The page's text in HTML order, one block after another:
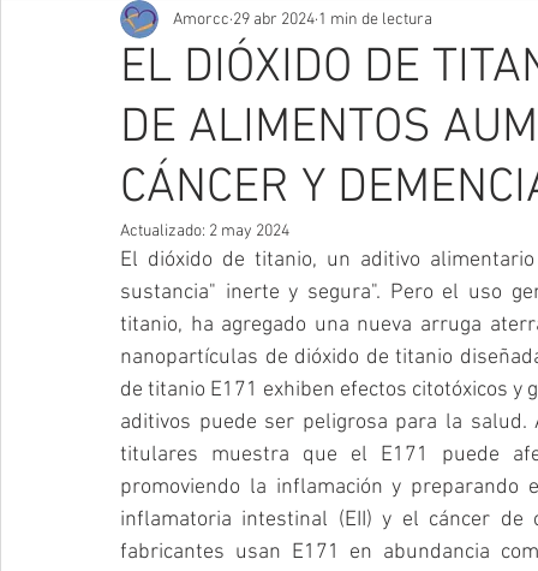
EL DIÓXIDO DE
DE ALIMENTOS
CÁNCER Y
Amorcc 29 abr 2024 1 min de lectura
Actualizado: 2 may 2024
El dióxido de titanio, un aditivo
sustancia" inerte y segura". Pero el uso
titanio, ha agregado una nueva arruga
nanopartículas de dióxido de titanio
de titanio E171 exhiben efectos citotóxicos y
aditivos puede ser peligrosa para la
titulares muestra que el E171 puede
promoviendo la inflamación y preparando
inflamatoria intestinal (EII) y el cáncer
fabricantes usan E171 en abundancia